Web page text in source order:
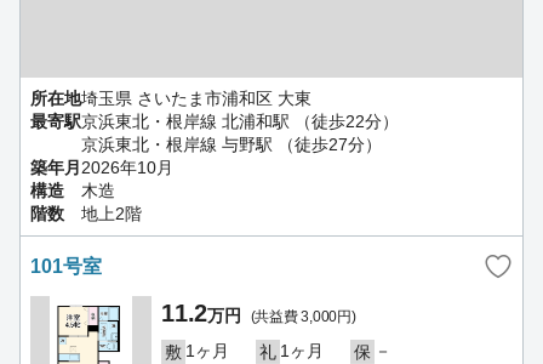
所在地埼玉県 さいたま市浦和区 大東
最寄駅京浜東北・根岸線 北浦和駅 （徒歩22分）
京浜東北・根岸線 与野駅 （徒歩27分）
築年月 2026年10月
構造
木造
階数
地上2階
101号室
11.2万円 (共益費 3,000円)
敷 1ヶ月 礼 1ヶ月 保 －